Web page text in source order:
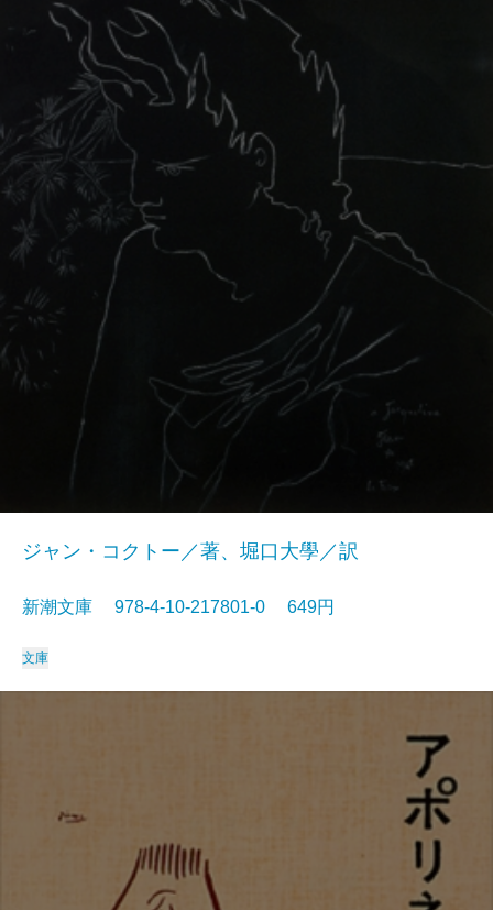
ジャン・コクトー／著、堀口大學／訳
新潮文庫 978-4-10-217801-0 649円
文庫